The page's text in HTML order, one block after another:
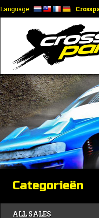
Language:
Categorieën
ALL SALES